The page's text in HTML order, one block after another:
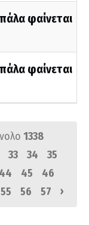
φαίνεται
φαίνεται
1338
33 34
35
44 45
46
55 56 57 ›